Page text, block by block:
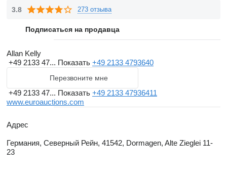
3.8 273 отзыва
Подписаться на продавца
Allan Kelly
+49 2133 47... Показать +49 2133 4793640
Перезвоните мне
+49 2133 47... Показать +49 2133 47936411
www.euroauctions.com
Адрес
Германия, Северный Рейн, 41542, Dormagen, Alte Zieglei 11-
23